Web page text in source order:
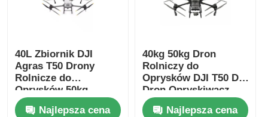
40L Zbiornik DJI
Agras T50 Drony
Rolnicze do
Oprysków 50kg
Rozsiewu Upraw
Najlepsza cena
40kg 50kg Dron
Rolniczy do
Oprysków DJI T50 DJI
Dron Opryskiwacz
Najlepsza cena